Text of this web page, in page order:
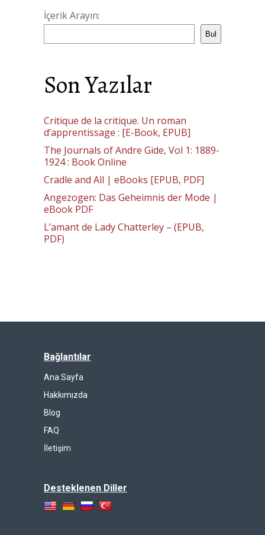
İçerik Arayın:
Bul
Son Yazılar
Critique de la critique. Un roman
d’apprentissage : [E-Book, EPUB]
The Journals of Andre Gide, Vol 1: 1889-
1924 : Book Online
Cradle and All | eBooks [EPUB, PDF]
Angezogen: Das Geheimnis der Mode |
eBook PDF
L’amant de Lady Chatterley – (EPUB,
PDF)
Bağlantılar
Ana Sayfa
Hakkımızda
Blog
FAQ
İletişim
Desteklenen Diller